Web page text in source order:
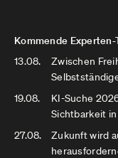
Kommende Experten-
13.08.
Zwischen
19.08.
KI-Suche
Sichtbarkeit
27.08.
Zukunft wird